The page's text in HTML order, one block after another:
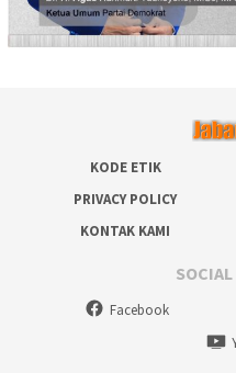
KODE ETIK
PRIVACY POLICY
KONTAK KAMI
Facebook